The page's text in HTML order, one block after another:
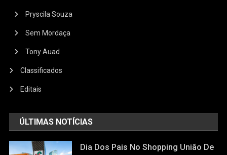
Pryscila Souza
Sem Mordaça
Tony Auad
Classificados
Editais
ÚLTIMAS NOTÍCIAS
Dia Dos Pais No Shopping União De